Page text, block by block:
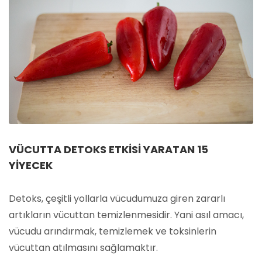
VÜCUTTA DETOKS ETKISI YARATAN 15
YIYECEK
Detoks, çeşitli yollarla vücudumuza giren zararlı
artıkların vücuttan temizlenmesidir. Yani asıl amacı,
vücudu arındırmak, temizlemek ve toksinlerin
vücuttan atılmasını sağlamaktır.